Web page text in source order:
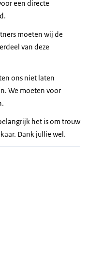
een directe
moeten wij de
van deze
ons niet laten
We moeten voor
het is om trouw
Dank jullie wel.